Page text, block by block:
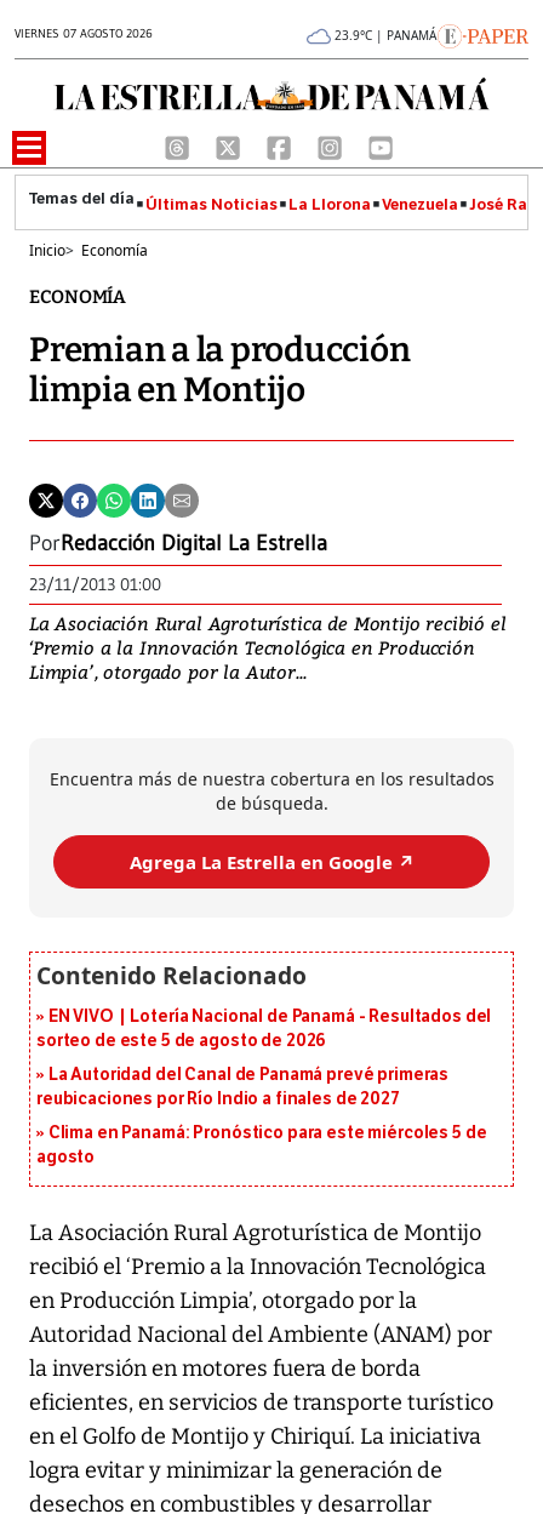
VIERNES 07 AGOSTO 2026 23.9°C | PANAMÁ
Últimas Noticias La Llorona Venezuela José
Inicio> Economía
ECONOMÍA
Premian a la producción
limpia en Montijo
PorRedacción Digital La Estrella
23/11/2013 01:00
La Asociación Rural Agroturística de Montijo recibió el
‘Premio a la Innovación Tecnológica en Producción
Limpia’, otorgado por la Autor...
Encuentra más de nuestra cobertura en los resultados
de búsqueda.
Agrega La Estrella en Google ↗️
EN VIVO | Lotería Nacional de Panamá - Resultados del
sorteo de este 5 de agosto de 2026
La Autoridad del Canal de Panamá prevé primeras
reubicaciones por Río Indio a finales de 2027
Clima en Panamá: Pronóstico para este miércoles 5 de
agosto
La Asociación Rural Agroturística de Montijo
recibió el ‘Premio a la Innovación Tecnológica
en Producción Limpia’, otorgado por la
Autoridad Nacional del Ambiente (ANAM) por
la inversión en motores fuera de borda
eficientes, en servicios de transporte turístico
en el Golfo de Montijo y Chiriquí. La iniciativa
logra evitar y minimizar la generación de
desechos en combustibles y desarrollar